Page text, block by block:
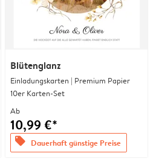
Blütenglanz
Einladungskarten | Premium Papier
10er Karten-Set
Ab
10,99 €*
offers Dauerhaft günstige Preise